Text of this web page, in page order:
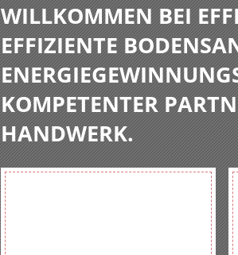
WILLKOMMEN BEI
EFFIZIENTE
KOMPETENTER
HANDWERK.